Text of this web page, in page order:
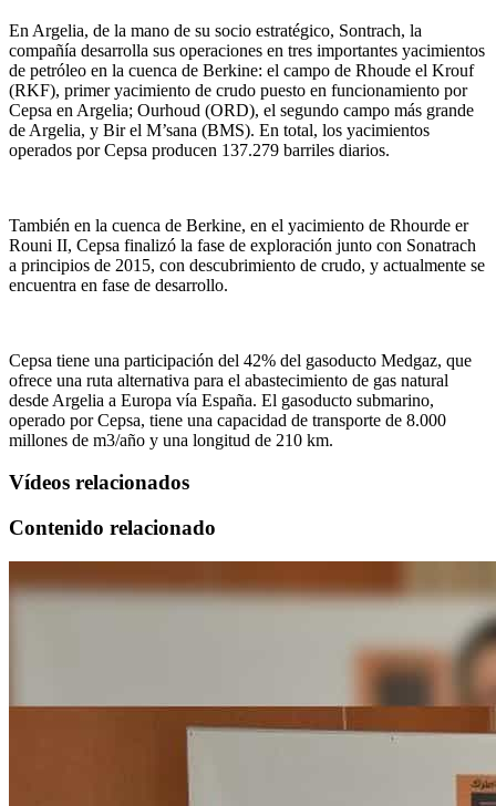
En Argelia, de la mano de su socio estratégico, Sontrach, la
compañía desarrolla sus operaciones en tres importantes yacimientos
de petróleo en la cuenca de Berkine: el campo de Rhoude el Krouf
(RKF), primer yacimiento de crudo puesto en funcionamiento por
Cepsa en Argelia; Ourhoud (ORD), el segundo campo más grande
de Argelia, y Bir el M’sana (BMS). En total, los yacimientos
operados por Cepsa producen 137.279 barriles diarios.
También en la cuenca de Berkine, en el yacimiento de Rhourde er
Rouni II, Cepsa finalizó la fase de exploración junto con Sonatrach
a principios de 2015, con descubrimiento de crudo, y actualmente se
encuentra en fase de desarrollo.
Cepsa tiene una participación del 42% del gasoducto Medgaz, que
ofrece una ruta alternativa para el abastecimiento de gas natural
desde Argelia a Europa vía España. El gasoducto submarino,
operado por Cepsa, tiene una capacidad de transporte de 8.000
millones de m3/año y una longitud de 210 km.
Vídeos relacionados
Contenido relacionado